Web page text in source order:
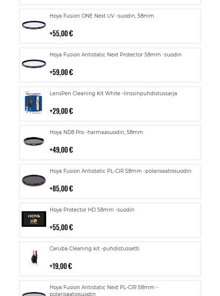
Hoya Fusion ONE Next UV -suodin, 58mm
55,00 €
Lisää
Hoya Fusion Antistatic Next Protector 58mm -suodin
59,00 €
Lisää
LensPen Cleaning Kit White -linssinpuhdistussarja
29,00 €
Lisää
Hoya ND8 Pro -harmaasuodin, 58mm
49,00 €
Lisää
Hoya Fusion Antistatic PL-CIR 58mm -polarisaatiosuodin
85,00 €
Lisää
Hoya Protector HD 58mm -suodin
55,00 €
Lisää
Caruba Cleaning kit -puhdistussetti
19,00 €
Lisää
Hoya Fusion Antistatic Next PL-CIR 58mm -
polarisaatiosuodin
Lisää